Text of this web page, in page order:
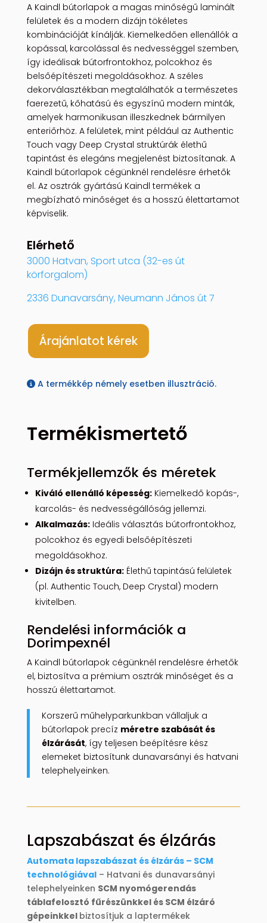
A Kaindl bútorlapok a magas minőségű laminált
felületek és a modern dizájn tökéletes
kombinációját kínálják. Kiemelkedően ellenállók a
kopással, karcolással és nedvességgel szemben,
így ideálisak bútorfrontokhoz, polcokhoz és
belsőépítészeti megoldásokhoz. A széles
dekorválasztékban megtalálhatók a természetes
faerezetű, kőhatású és egyszínű modern minták,
amelyek harmonikusan illeszkednek bármilyen
enteriőrhöz. A felületek, mint például az Authentic
Touch vagy Deep Crystal struktúrák élethű
tapintást és elegáns megjelenést biztosítanak. A
Kaindl bútorlapok cégünknél rendelésre érhetők
el. Az osztrák gyártású Kaindl termékek a
megbízható minőséget és a hosszú élettartamot
képviselik.
Elérhető
3000 Hatvan, Sport utca (32-es út
körforgalom)
2336 Dunavarsány, Neumann János út 7
Árajánlatot kérek
A termékkép némely esetben illusztráció.
Termékismertető
Termékjellemzők és méretek
Kiváló ellenálló képesség:Kiemelkedő kopás-,
karcolás- és nedvességállóság jellemzi.
Alkalmazás:Ideális választás bútorfrontokhoz,
polcokhoz és egyedi belsőépítészeti
megoldásokhoz.
Dizájn és struktúra:Élethű tapintású felületek
(pl. Authentic Touch, Deep Crystal) modern
kivitelben.
Rendelési információk a
Dorimpexnél
A Kaindl bútorlapok cégünknél rendelésre érhetők
el, biztosítva a prémium osztrák minőséget és a
hosszú élettartamot.
Korszerű műhelyparkunkban vállaljuk a
bútorlapok precíz méretre szabását és
élzárását, így teljesen beépítésre kész
elemeket biztosítunk dunavarsányi és hatvani
telephelyeinken.
Lapszabászat és élzárás
Automata lapszabászat és élzárás – SCM
technológiával– Hatvani és dunavarsányi
telephelyeinken SCM nyomógerendás
táblafelosztó fűrészünkkel és SCM élzáró
gépeinkkel biztosítjuk a laptermékek